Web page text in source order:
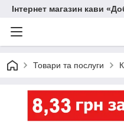
Інтернет магазин кави
Товари та послуги